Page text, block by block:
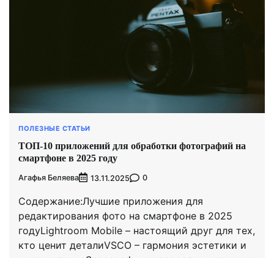
ПОЛЕЗНЫЕ СТАТЬИ
ТОП-10 приложений для обработки фотографий на
смартфоне в 2025 году
Агафья Беляева 13.11.2025 0
Содержание:Лучшие приложения для
редактирования фото на смартфоне в 2025
годуLightroom Mobile – настоящий друг для тех,
кто ценит деталиVSCO – гармония эстетики и